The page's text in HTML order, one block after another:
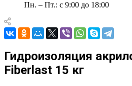
Пн. – Пт.: с 9:00 до 18:00
Гидроизоляция
Fiberlast 15 кг